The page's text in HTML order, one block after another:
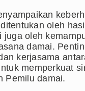
Acara
dari Keluarga
oleh
juga oleh
damai.
kerjasama
memperkuat
Pemilu damai.